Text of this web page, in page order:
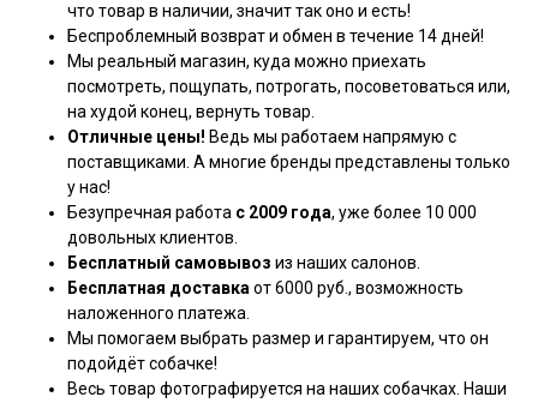
что товар в наличии, значит так оно и есть!
Беспроблемный возврат и обмен в течение 14 дней!
Мы реальный магазин, куда можно приехать
посмотреть, пощупать, потрогать, посоветоваться или,
на худой конец, вернуть товар.
Отличные цены! Ведь мы работаем напрямую с
поставщиками. А многие бренды представлены только
у нас!
Безупречная работа с 2009 года, уже более 10 000
довольных клиентов.
Бесплатный самовывоз из наших салонов.
Бесплатная доставка от 6000 руб., возможность
наложенного платежа.
Мы помогаем выбрать размер и гарантируем, что он
подойдёт собачке!
Весь товар фотографируется на наших собачках. Наши